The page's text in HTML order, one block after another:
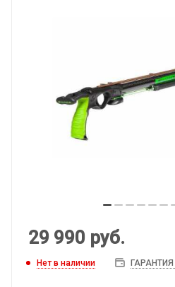
29 990 руб.
Нет в наличии